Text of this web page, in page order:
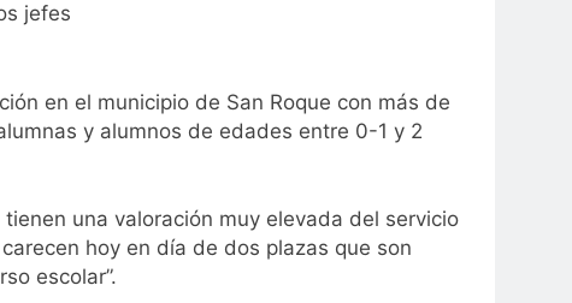
jefes
en el municipio de San Roque con más de
y alumnos de edades entre 0-1 y 2
una valoración muy elevada del servicio
hoy en día de dos plazas que son
escolar”.